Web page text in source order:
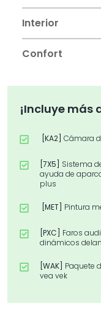
Interior
Confort
¡Incluye más
[KA2] Cámara
[7X5]
Sistema
ayuda de
plus
[MET] Pintura
[PXC]
Faros
dinámicos
[WAK] Paquete
yea yek